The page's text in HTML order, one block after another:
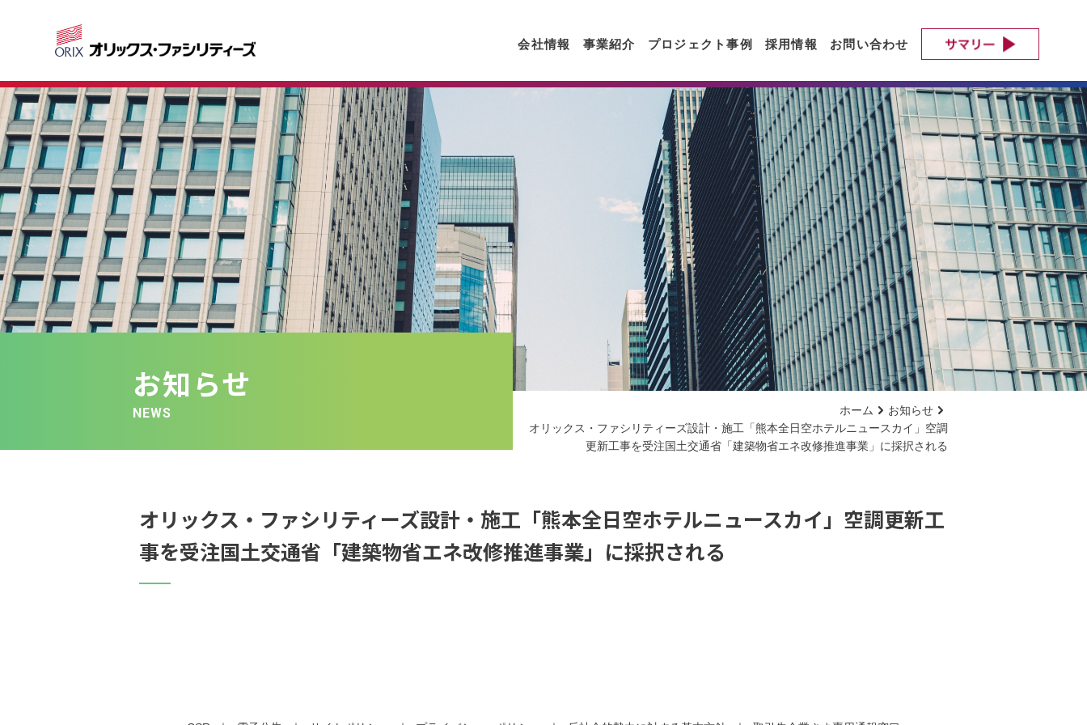
会社情報 事業紹介 プロジェクト事例 採用情報 お問い合わせ
お知らせ
NEWS ホーム
お知らせ
オリックス・ファシリティーズ設計・施工「熊本全日空ホテルニュースカイ」空調
更新工事を受注国土交通省「建築物省エネ改修推進事業」に採択される
オリックス・ファシリティーズ設計・施工「熊本全日空ホテルニュースカイ」空調更新工
事を受注国土交通省「建築物省エネ改修推進事業」に採択される